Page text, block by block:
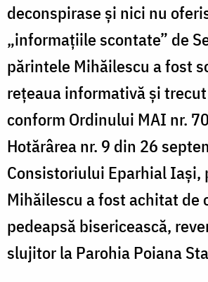
deconspirase și nici nu
„informațiile scontate” de
părintele Mihăilescu a fost
rețeaua informativă și
conform Ordinului MAI nr.
Hotărârea nr. 9 din 26
Consistoriului Eparhial Iași,
Mihăilescu a fost achitat de
pedeapsă bisericească,
slujitor la Parohia Poiana